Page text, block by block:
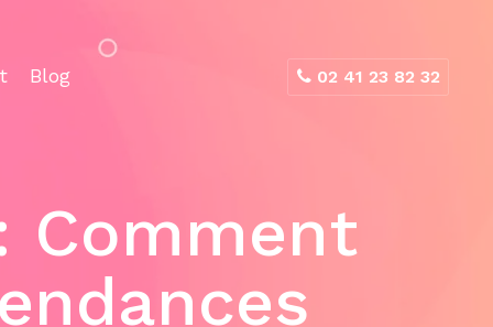
02 41 23 82 32
Blog
Comment